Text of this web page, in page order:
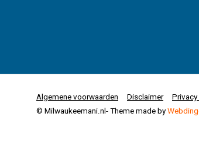
Algemene voorwaarden Disclaimer
© Milwaukeemani.nl- Theme made by